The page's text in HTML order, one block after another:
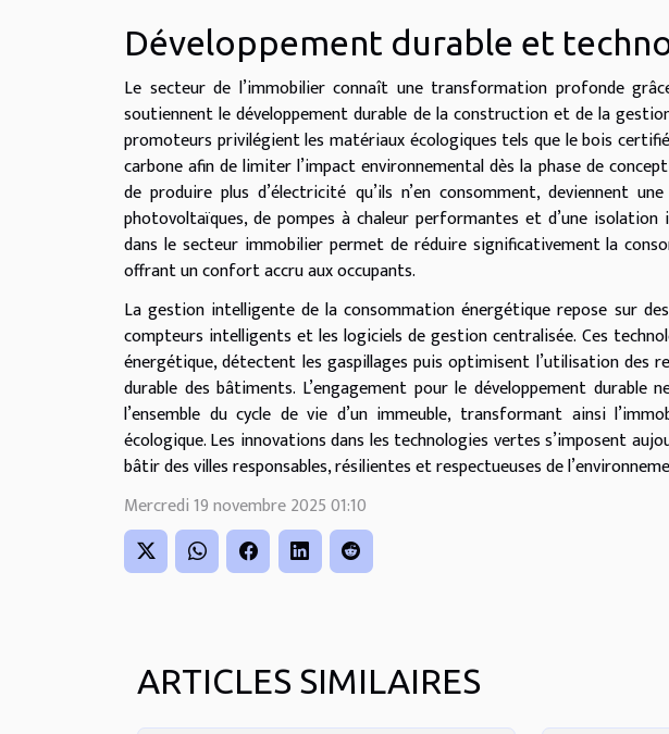
Développement durable et
Le secteur de l’immobilier connaît une transformation profonde
soutiennent le développement durable de la construction et de la
promoteurs privilégient les matériaux écologiques tels que le bois
carbone afin de limiter l’impact environnemental dès la phase de
de produire plus d’électricité qu’ils n’en consomment, deviennent
photovoltaïques, de pompes à chaleur performantes et d’une isolation
dans le secteur immobilier permet de réduire significativement la
offrant un confort accru aux occupants.
La gestion intelligente de la consommation énergétique repose sur
compteurs intelligents et les logiciels de gestion centralisée. Ces
énergétique, détectent les gaspillages puis optimisent l’utilisation des
durable des bâtiments. L’engagement pour le développement
l’ensemble du cycle de vie d’un immeuble, transformant ainsi
écologique. Les innovations dans les technologies vertes s’imposent
bâtir des villes responsables, résilientes et respectueuses de
Mercredi 19 novembre 2025 01:10
ARTICLES SIMILAIRES